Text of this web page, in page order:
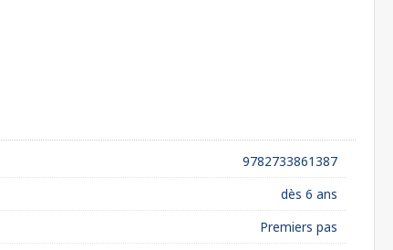
9782733861387
dès 6 ans
Premiers pas